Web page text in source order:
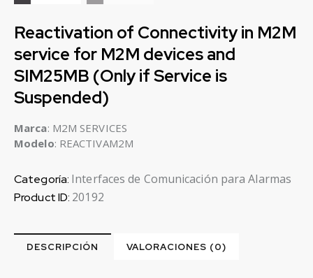
Reactivation of Connectivity in M2M
service for M2M devices and
SIM25MB (Only if Service is
Suspended)
Marca: M2M SERVICES
Modelo: REACTIVAM2M
Categoría: Interfaces de Comunicación para Alarmas
Product ID: 20192
DESCRIPCIÓN VALORACIONES (0)